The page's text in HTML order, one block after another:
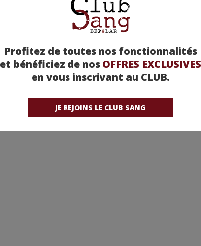
Profitez de toutes nos fonctionnalités
et bénéficiez de nos OFFRES EXCLUSIVES
en vous inscrivant au CLUB.
JE REJOINS LE CLUB SANG